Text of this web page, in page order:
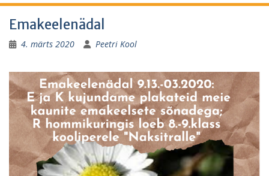
Emakeelenädal
4. märts 2020 Peetri Kool